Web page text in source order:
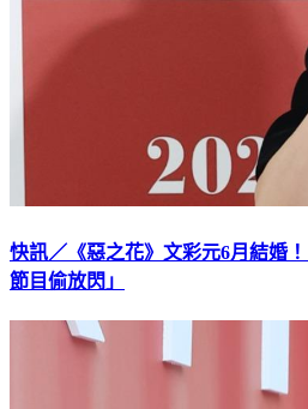
快訊／《惡之花》文彩元6月結婚
節目偷放閃」